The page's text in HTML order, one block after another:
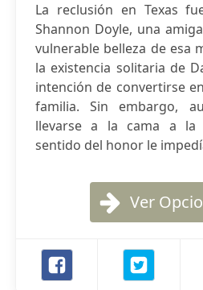
La reclusión en Texas
Shannon Doyle, una
vulnerable belleza de esa
la existencia solitaria de
intención de convertirse
familia. Sin embargo,
llevarse a la cama a la
sentido del honor le
Ver